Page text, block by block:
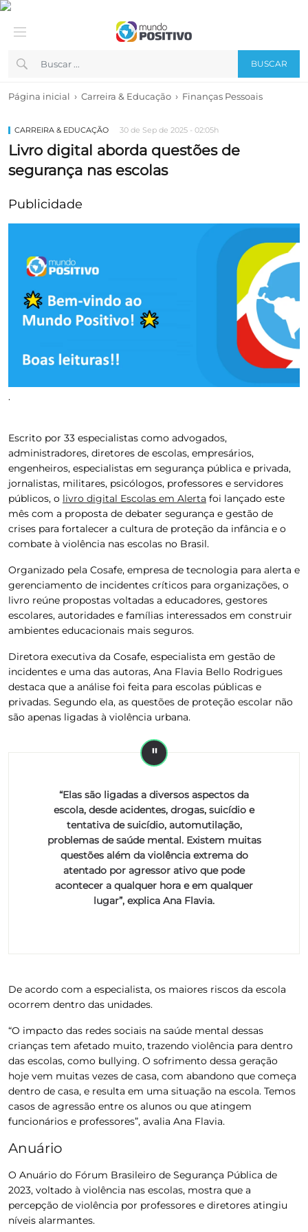
BUSCAR
Página inicial › Carreira & Educação › Finanças Pessoais
CARREIRA & EDUCAÇÃO 30 de Sep de 2025 - 02:05h
Livro digital aborda questões de
segurança nas escolas
Publicidade
.
Escrito por 33 especialistas como advogados,
administradores, diretores de escolas, empresários,
engenheiros, especialistas em segurança pública e privada,
jornalistas, militares, psicólogos, professores e servidores
públicos, o livro digital Escolas em Alerta foi lançado este
mês com a proposta de debater segurança e gestão de
crises para fortalecer a cultura de proteção da infância e o
combate à violência nas escolas no Brasil.
Organizado pela Cosafe, empresa de tecnologia para alerta e
gerenciamento de incidentes críticos para organizações, o
livro reúne propostas voltadas a educadores, gestores
escolares, autoridades e famílias interessados em construir
ambientes educacionais mais seguros.
Diretora executiva da Cosafe, especialista em gestão de
incidentes e uma das autoras, Ana Flavia Bello Rodrigues
destaca que a análise foi feita para escolas públicas e
privadas. Segundo ela, as questões de proteção escolar não
são apenas ligadas à violência urbana.
“Elas são ligadas a diversos aspectos da
escola, desde acidentes, drogas, suicídio e
tentativa de suicídio, automutilação,
problemas de saúde mental. Existem muitas
questões além da violência extrema do
atentado por agressor ativo que pode
acontecer a qualquer hora e em qualquer
lugar”, explica Ana Flavia.
De acordo com a especialista, os maiores riscos da escola
ocorrem dentro das unidades.
“O impacto das redes sociais na saúde mental dessas
crianças tem afetado muito, trazendo violência para dentro
das escolas, como bullying. O sofrimento dessa geração
hoje vem muitas vezes de casa, com abandono que começa
dentro de casa, e resulta em uma situação na escola. Temos
casos de agressão entre os alunos ou que atingem
funcionários e professores”, avalia Ana Flavia.
Anuário
O Anuário do Fórum Brasileiro de Segurança Pública de
2023, voltado à violência nas escolas, mostra que a
percepção de violência por professores e diretores atingiu
níveis alarmantes.